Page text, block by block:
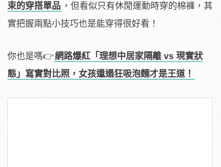
束的穿搭單品 ，但看似只有休閒運動時穿的棉褲，其
實把握兩點小技巧也是能穿得很好看！
你也是嗎👉網路爆紅「理想中居家隔離 vs 現實狀
態」寫實對比照，女孩邋遢狂吸泡麵才是王道！